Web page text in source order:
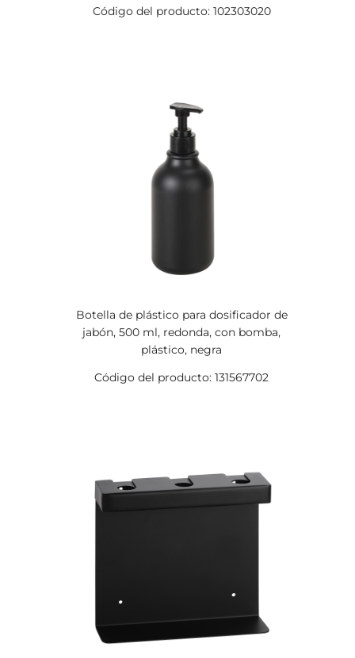
Código del producto: 102303020
Botella de plástico para dosificador de
jabón, 500 ml, redonda, con bomba,
plástico, negra
Código del producto: 131567702